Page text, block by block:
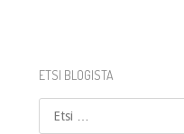
ETSI BLOGISTA
Etsi